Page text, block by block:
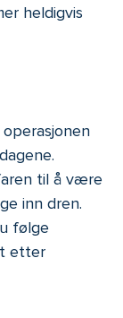
heldigvis
til å være
inn dren.
følge
etter